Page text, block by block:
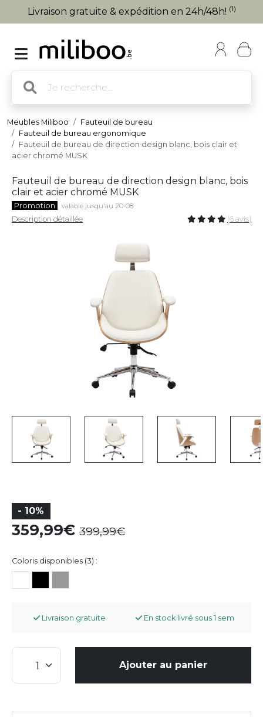
Livraison gratuite & expédition en 24h/48h! (1)
Meubles Miliboo
Fauteuil de bureau
Fauteuil de bureau ergonomique
Fauteuil de bureau de direction design blanc, bois clair et
acier chromé MUSK
Fauteuil de bureau de direction design blanc, bois
clair et acier chromé MUSK
Promotion valable jusqu'au 20-08
Description détaillée (6 avis)
- 10%
359,99 399,99
Coloris disponibles (3) :
Livraison gratuite En stock livré sous 1 sem
Ajouter au panier